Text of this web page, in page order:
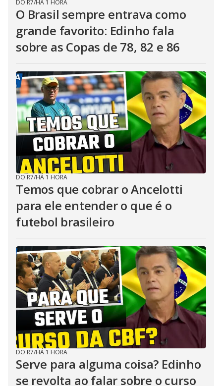
DO R7/HÁ 1 HORA
O Brasil sempre entrava como
grande favorito: Edinho fala
sobre as Copas de 78, 82 e 86
DO R7/HÁ 1 HORA
Temos que cobrar o Ancelotti
para ele entender o que é o
futebol brasileiro
DO R7/HÁ 1 HORA
Serve para alguma coisa? Edinho
se revolta ao falar sobre o curso